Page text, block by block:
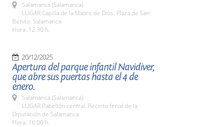
Salamanca (Salamanca)
LUGAR Capilla de la Madre de Dios. Plaza de San
Benito. Salamanca.
Hora: 12.30 h.
20/12/2025
Apertura del parque infantil Navidiver,
que abre sus puertas hasta el 4 de
enero.
Salamanca (Salamanca)
LUGAR Pabellón central. Recinto ferial de la
Diputación de Salamanca
Hora: 16:00 h.